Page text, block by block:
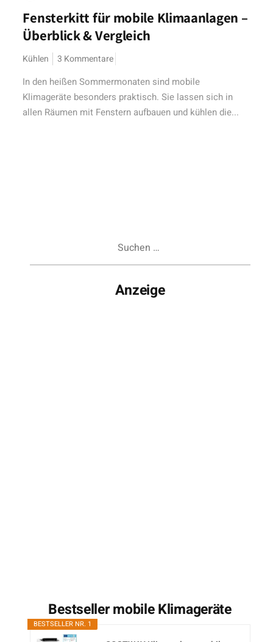
Fensterkitt für mobile Klimaanlagen –
Überblick & Vergleich
Kühlen 3 Kommentare
In den heißen Sommermonaten sind mobile
Klimageräte besonders praktisch. Sie lassen sich in
allen Räumen mit Fenstern aufbauen und kühlen die...
Anzeige
Bestseller mobile Klimageräte
BESTSELLER NR. 1